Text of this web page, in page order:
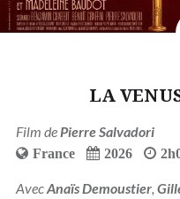
LA
Film de Pierre Salvadori
France 2026
AvecAnaïs Demoustier,